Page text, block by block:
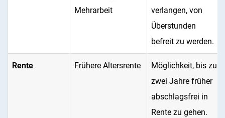
Mehrarbeit
verlangen, von
Überstunden
befreit zu werden.
Rente Frühere Altersrente
Möglichkeit, bis zu
zwei Jahre früher
abschlagsfrei in
Rente zu gehen.